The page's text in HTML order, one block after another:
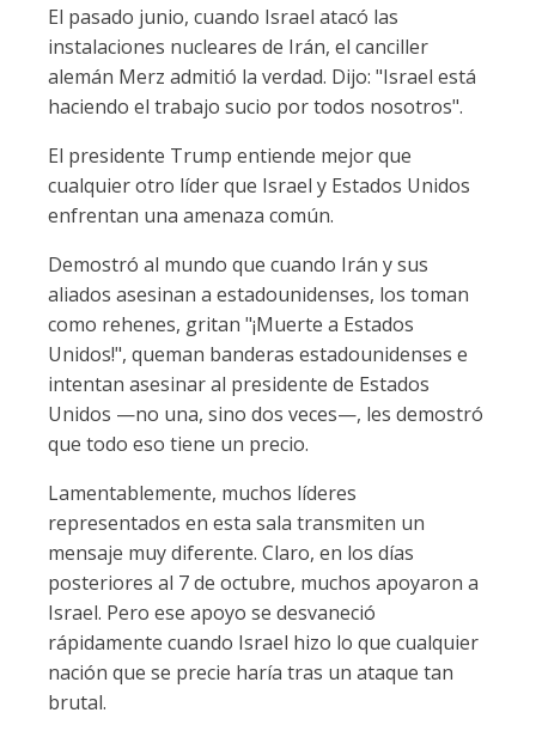
El pasado junio, cuando Israel atacó las
instalaciones nucleares de Irán, el canciller
alemán Merz admitió la verdad. Dijo: "Israel está
haciendo el trabajo sucio por todos nosotros".
El presidente Trump entiende mejor que
cualquier otro líder que Israel y Estados Unidos
enfrentan una amenaza común.
Demostró al mundo que cuando Irán y sus
aliados asesinan a estadounidenses, los toman
como rehenes, gritan "¡Muerte a Estados
Unidos!", queman banderas estadounidenses e
intentan asesinar al presidente de Estados
Unidos —no una, sino dos veces—, les demostró
que todo eso tiene un precio.
Lamentablemente, muchos líderes
representados en esta sala transmiten un
mensaje muy diferente. Claro, en los días
posteriores al 7 de octubre, muchos apoyaron a
Israel. Pero ese apoyo se desvaneció
rápidamente cuando Israel hizo lo que cualquier
nación que se precie haría tras un ataque tan
brutal.